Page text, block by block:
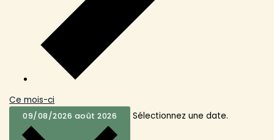
Ce mois-ci
09/08/2026 août 2026 Sélectionnez une date.